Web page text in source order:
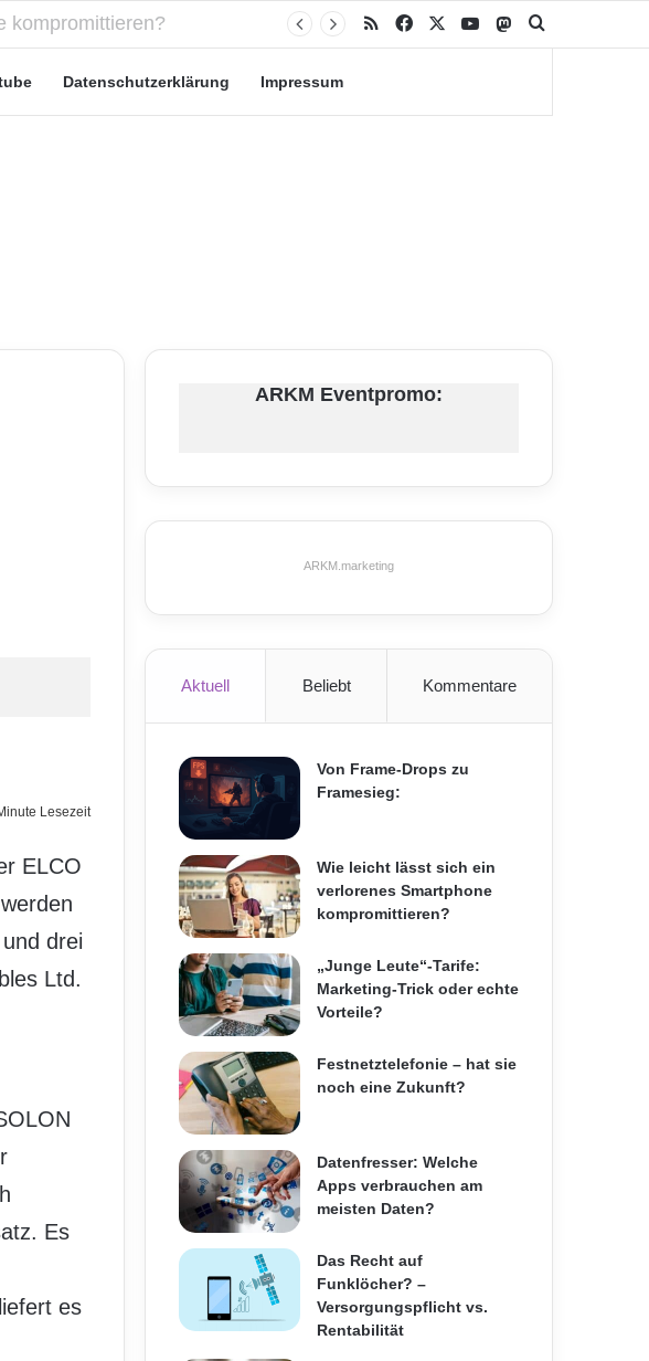
Vorteile? RSS Facebook YouTubeMastodon
Datenschutzerklärung Impressum
Lesezeit
ELCO
drei
Ltd.
Es
es
ARKM Eventpromo:
ARKM.marketing
Aktuell Beliebt Kommentare
Von Frame-Drops zu
Framesieg:
Wie leicht lässt sich ein
verlorenes Smartphone
kompromittieren?
„Junge Leute“-Tarife:
Marketing-Trick oder echte
Vorteile?
Festnetztelefonie – hat sie
noch eine Zukunft?
Datenfresser: Welche
Apps verbrauchen am
meisten Daten?
Das Recht auf
Funklöcher? –
Versorgungspflicht vs.
Rentabilität